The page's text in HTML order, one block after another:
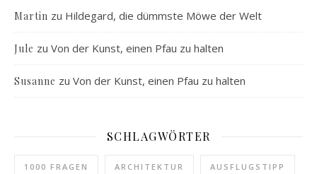
Martin zu Hildegard, die dümmste Möwe der Welt
Jule zu Von der Kunst, einen Pfau zu halten
Susanne zu Von der Kunst, einen Pfau zu halten
SCHLAGWÖRTER
1000 FRAGEN ARCHITEKTUR AUSFLUGSTIPP